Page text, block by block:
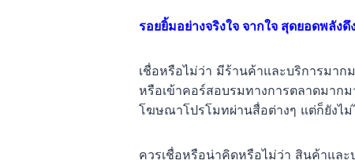
รอยยิ้มอย่างจริงใจ จากใจ สุดยอดพลังดึ
เชื่อหรือไม่ว่า มีร้านค้าและบริการมา
หรือเข้าคอร์สอบรมทางการตลาดมาก
โฆษณาโปรโมทผ่านสื่อต่างๆ แต่ก็ยังไ
ควรเชื่อหรือน่าคิดหรือไม่ว่า สินค้าแล